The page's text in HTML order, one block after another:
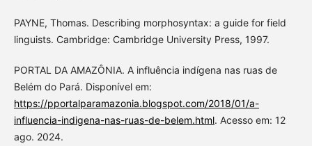
PAYNE, Thomas. Describing morphosyntax: a guide for field
linguists. Cambridge: Cambridge University Press, 1997.
PORTAL DA AMAZÔNIA. A influência indígena nas ruas de
Belém do Pará. Disponível em:
https://pportalparamazonia.blogspot.com/2018/01/a-
influencia-indigena-nas-ruas-de-belem.html. Acesso em: 12
ago. 2024.